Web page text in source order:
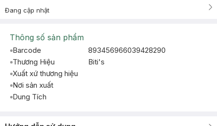
Đang cập nhật
Thông số sản phẩm
Barcode
893456966039428290
Thương Hiệu
Biti's
Xuất xứ thương hiệu
Nơi sản xuất
Dung Tích